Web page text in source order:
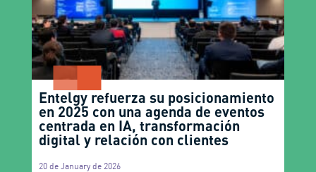
Entelgy refuerza su posicionamiento
en 2025 con una agenda de eventos
centrada en IA, transformación
digital y relación con clientes
20 de January de 2026